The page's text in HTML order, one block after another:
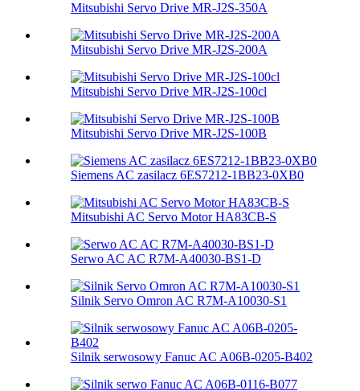
Mitsubishi Servo Drive MR-J2S-350A
Mitsubishi Servo Drive MR-J2S-200A
Mitsubishi Servo Drive MR-J2S-100cl
Mitsubishi Servo Drive MR-J2S-100B
Siemens AC zasilacz 6ES7212-1BB23-0XB0
Mitsubishi AC Servo Motor HA83CB-S
Serwo AC AC R7M-A40030-BS1-D
Silnik Servo Omron AC R7M-A10030-S1
Silnik serwosowy Fanuc AC A06B-0205-B402